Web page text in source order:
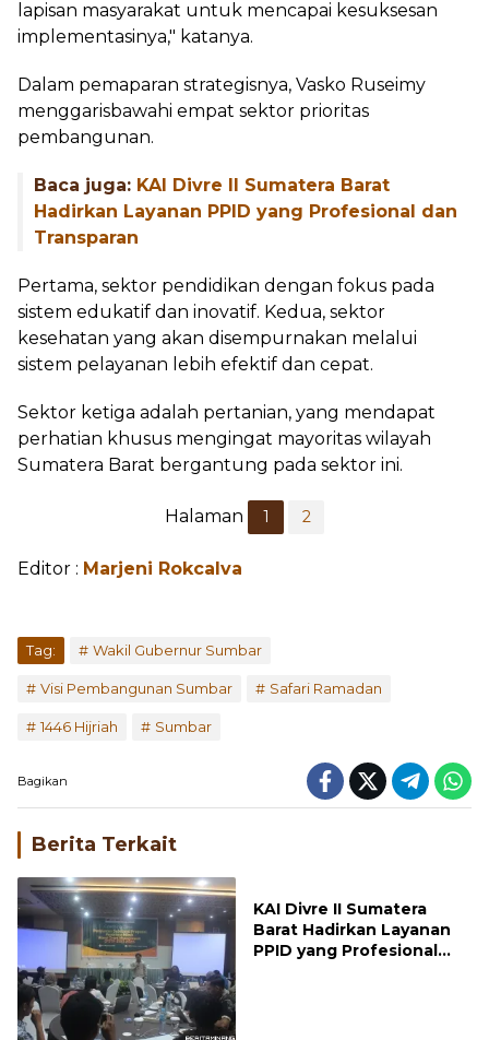
lapisan masyarakat untuk mencapai kesuksesan
implementasinya," katanya.
Dalam pemaparan strategisnya, Vasko Ruseimy
menggarisbawahi empat sektor prioritas
pembangunan.
Baca juga: KAI Divre II Sumatera Barat
Hadirkan Layanan PPID yang Profesional dan
Transparan
Pertama, sektor pendidikan dengan fokus pada
sistem edukatif dan inovatif. Kedua, sektor
kesehatan yang akan disempurnakan melalui
sistem pelayanan lebih efektif dan cepat.
Sektor ketiga adalah pertanian, yang mendapat
perhatian khusus mengingat mayoritas wilayah
Sumatera Barat bergantung pada sektor ini.
Halaman 1 2
Editor : Marjeni Rokcalva
Tag: Wakil Gubernur Sumbar
Visi Pembangunan Sumbar Safari Ramadan
1446 Hijriah Sumbar
Bagikan
Berita Terkait
KAI Divre II Sumatera
Barat Hadirkan Layanan
PPID yang Profesional